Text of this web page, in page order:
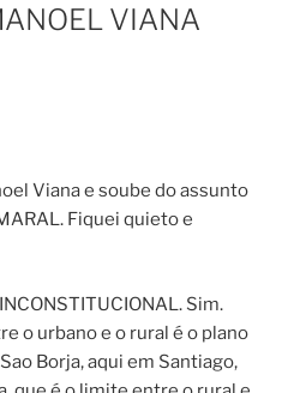
VIANA
Viana e soube do assunto
Fiquei quieto e
Sim.
o urbano e o rural é o plano
Borja, aqui em Santiago,